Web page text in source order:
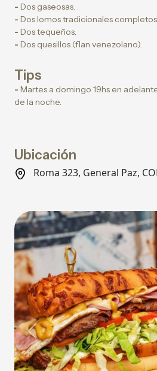
- Dos gaseosas.
- Dos lomos tradicionales
- Dos tequeños.
- Dos quesillos (flan venezolano).
Tips
- Martes a domingo 19hs en
de la noche.
Ubicación
Roma 323, General Paz,
Previous